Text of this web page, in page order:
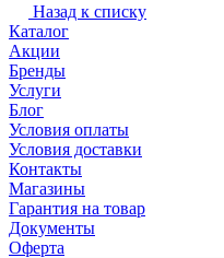
Назад к списку
Каталог
Акции
Бренды
Услуги
Блог
Условия оплаты
Условия доставки
Контакты
Магазины
Гарантия на товар
Документы
Оферта